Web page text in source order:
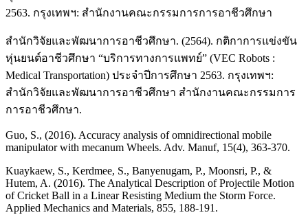
2563. กรุงเทพฯ: สำนักงานคณะกรรมการการอาชีวศึกษา
สำนักวิจัยและพัฒนาการอาชีวศึกษา. (2564). กติกาการแข่งขัน
หุ่นยนต์อาชีวศึกษา “บริการทางการแพทย์” (VEC Robots :
Medical Transportation) ประจำปีการศึกษา 2563. กรุงเทพฯ:
สำนักวิจัยและพัฒนาการอาชีวศึกษา สำนักงานคณะกรรมการ
การอาชีวศึกษา.
Guo, S., (2016). Accuracy analysis of omnidirectional mobile
manipulator with mecanum Wheels. Adv. Manuf, 15(4), 363-370.
Kuaykaew, S., Kerdmee, S., Banyenugam, P., Moonsri, P., &
Hutem, A. (2016). The Analytical Description of Projectile Motion
of Cricket Ball in a Linear Resisting Medium the Storm Force.
Applied Mechanics and Materials, 855, 188-191.